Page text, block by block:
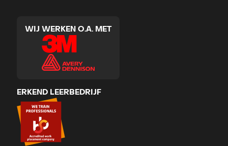
WIJ WERKEN O.A. MET
ERKEND LEERBEDRIJF